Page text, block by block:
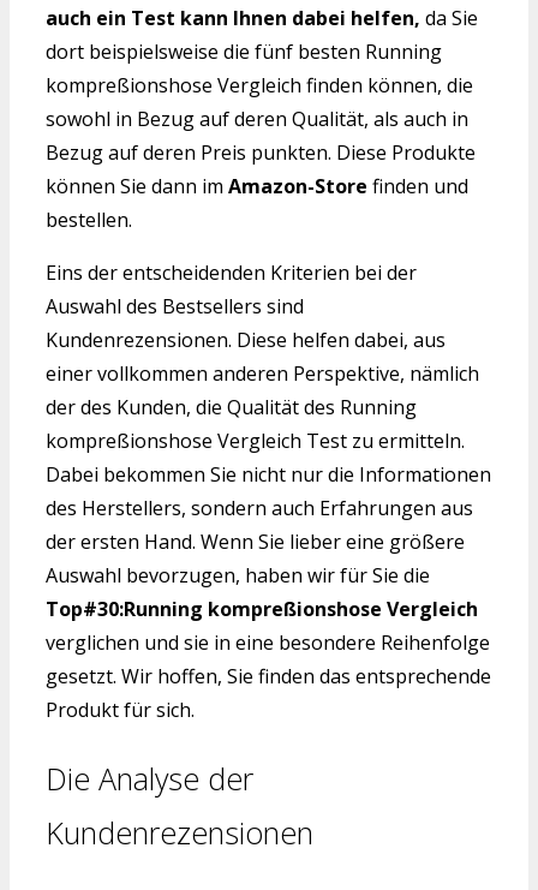
auch ein Test kann Ihnen dabei helfen, da Sie
dort beispielsweise die fünf besten Running
kompreßionshose Vergleich finden können, die
sowohl in Bezug auf deren Qualität, als auch in
Bezug auf deren Preis punkten. Diese Produkte
können Sie dann im Amazon-Store finden und
bestellen.
Eins der entscheidenden Kriterien bei der
Auswahl des Bestsellers sind
Kundenrezensionen. Diese helfen dabei, aus
einer vollkommen anderen Perspektive, nämlich
der des Kunden, die Qualität des Running
kompreßionshose Vergleich Test zu ermitteln.
Dabei bekommen Sie nicht nur die Informationen
des Herstellers, sondern auch Erfahrungen aus
der ersten Hand. Wenn Sie lieber eine größere
Auswahl bevorzugen, haben wir für Sie die
Top#30:Running kompreßionshose Vergleich
verglichen und sie in eine besondere Reihenfolge
gesetzt. Wir hoffen, Sie finden das entsprechende
Produkt für sich.
Die Analyse der
Kundenrezensionen